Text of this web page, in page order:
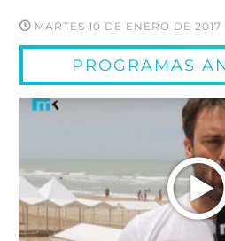
MARTES 10 DE ENERO DE 2017
PROGRAMAS